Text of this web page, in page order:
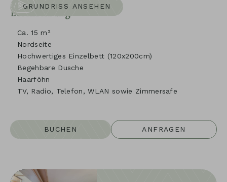
1 / 2GRUNDRISS ANSEHEN
Beschreibung
Ca. 15 m²
Nordseite
Hochwertiges Einzelbett (120x200cm)
Begehbare Dusche
Haarföhn
TV, Radio, Telefon, WLAN sowie Zimmersafe
BUCHEN ANFRAGEN